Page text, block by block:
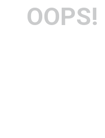
OOPS!